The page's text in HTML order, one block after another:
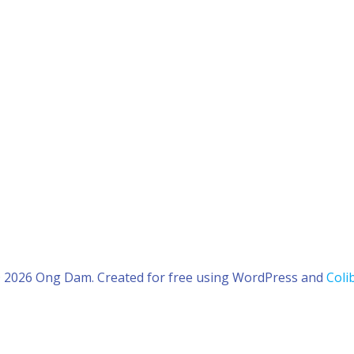
Ong Dam. Created for free using WordPress and